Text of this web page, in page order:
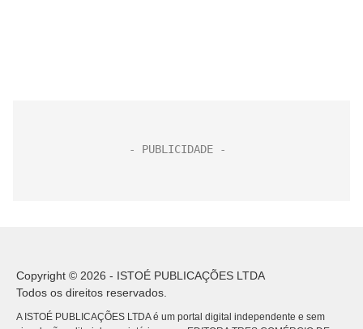
Copyright © 2026 - ISTOÉ PUBLICAÇÕES LTDA
Todos os direitos reservados.
A ISTOÉ PUBLICAÇÕES LTDA é um portal digital independente e sem